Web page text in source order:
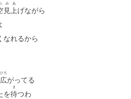
見
み
上
あ
げながら
なれるから
広
ひろ
がってる
を待
ま
つわ